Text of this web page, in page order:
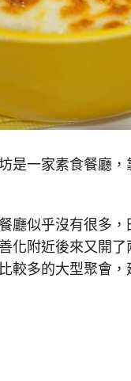
是一家素食餐廳
廳似乎沒有很多
化附近後來又開
較多的大型聚會